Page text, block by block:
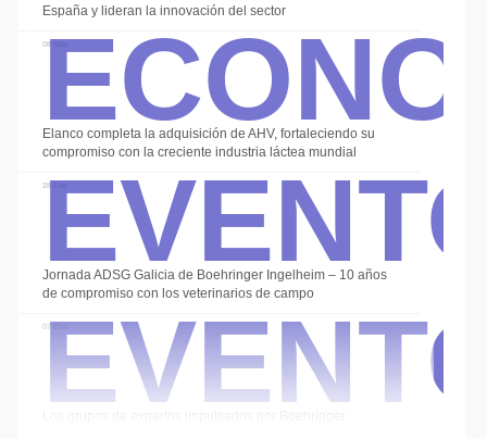
España y lideran la innovación del sector
08 May
Elanco completa la adquisición de AHV, fortaleciendo su
compromiso con la creciente industria láctea mundial
28 Ene
Jornada ADSG Galicia de Boehringer Ingelheim – 10 años
de compromiso con los veterinarios de campo
07 Ene